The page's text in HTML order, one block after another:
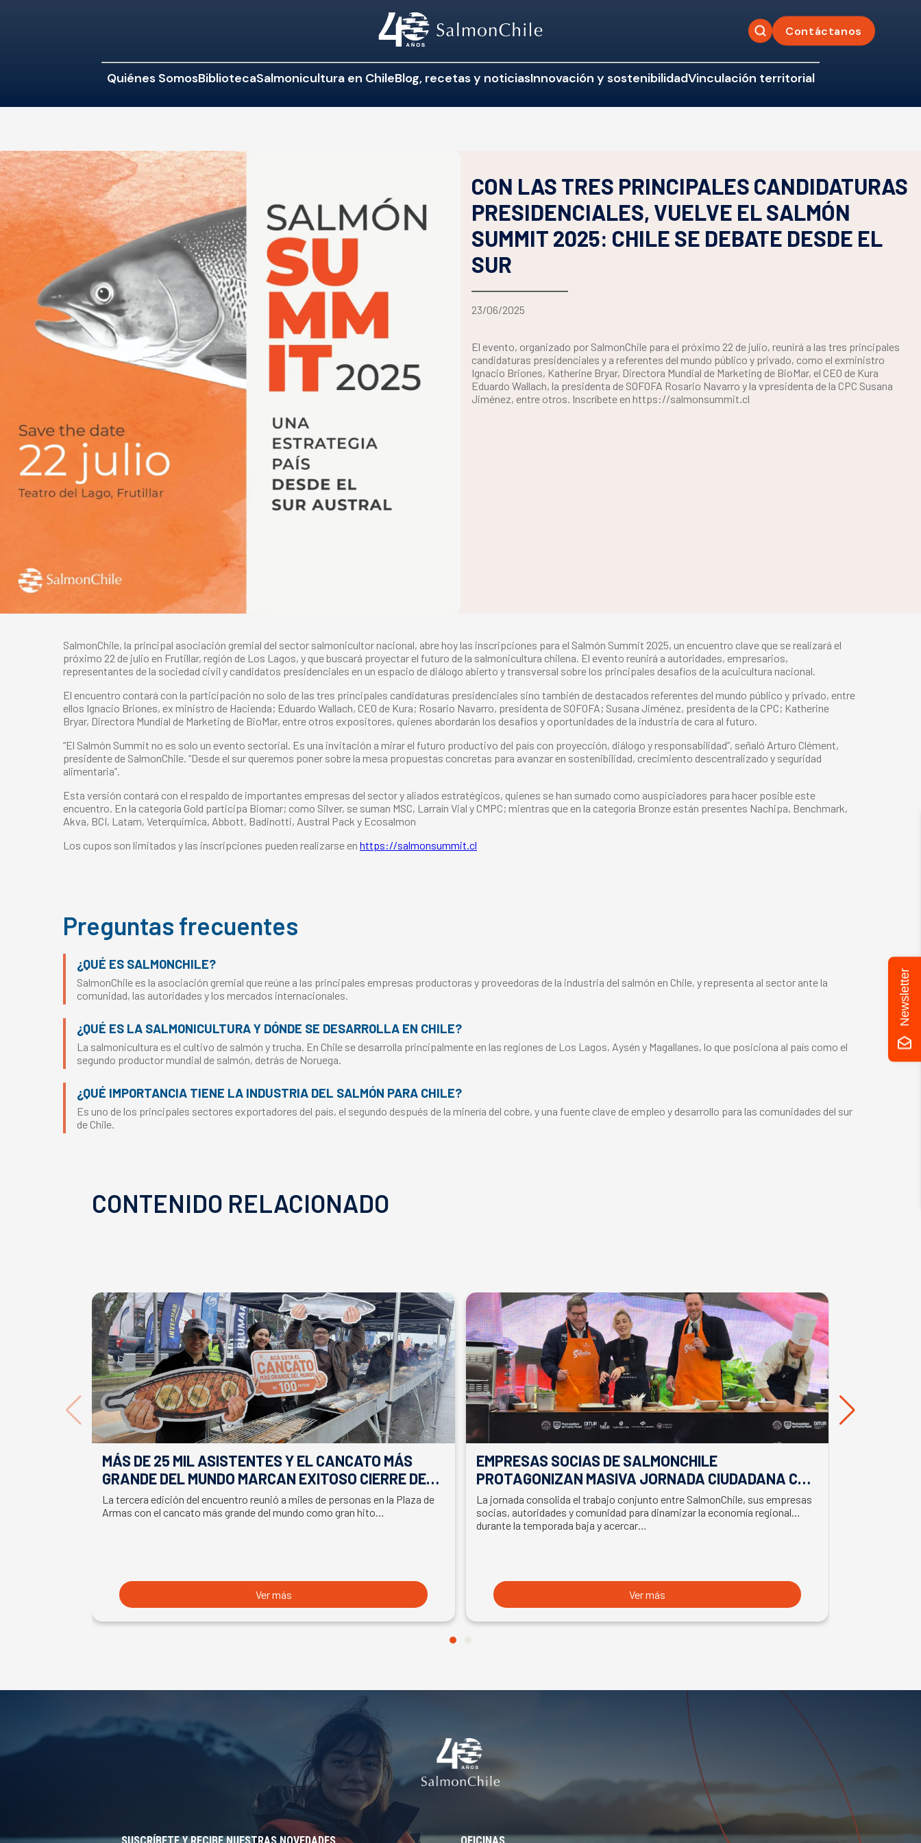
Contáctanos
Quiénes SomosBibliotecaSalmonicultura en ChileBlog, recetas y noticiasInnovación y sostenibilidadVinculación territorial
CON LAS TRES PRINCIPALES CANDIDATURAS
PRESIDENCIALES, VUELVE EL SALMÓN
SUMMIT 2025: CHILE SE DEBATE DESDE EL
SUR
23/06/2025
El evento, organizado por SalmonChile para el próximo 22 de julio, reunirá a las tres principales
candidaturas presidenciales y a referentes del mundo público y privado, como el exministro
Ignacio Briones, Katherine Bryar, Directora Mundial de Marketing de BioMar, el CEO de Kura
Eduardo Wallach, la presidenta de SOFOFA Rosario Navarro y la vpresidenta de la CPC Susana
Jiménez, entre otros. Inscríbete en https://salmonsummit.cl
SalmonChile, la principal asociación gremial del sector salmonicultor nacional, abre hoy las inscripciones para el Salmón Summit 2025, un encuentro clave que se realizará el
próximo 22 de julio en Frutillar, región de Los Lagos, y que buscará proyectar el futuro de la salmonicultura chilena. El evento reunirá a autoridades, empresarios,
representantes de la sociedad civil y candidatos presidenciales en un espacio de diálogo abierto y transversal sobre los principales desafíos de la acuicultura nacional.
El encuentro contará con la participación no solo de las tres principales candidaturas presidenciales sino también de destacados referentes del mundo público y privado, entre
ellos Ignacio Briones, ex ministro de Hacienda; Eduardo Wallach, CEO de Kura; Rosario Navarro, presidenta de SOFOFA; Susana Jiménez, presidenta de la CPC; Katherine
Bryar, Directora Mundial de Marketing de BioMar, entre otros expositores, quienes abordarán los desafíos y oportunidades de la industria de cara al futuro.
“El Salmón Summit no es solo un evento sectorial. Es una invitación a mirar el futuro productivo del país con proyección, diálogo y responsabilidad”, señaló Arturo Clément,
presidente de SalmonChile. “Desde el sur queremos poner sobre la mesa propuestas concretas para avanzar en sostenibilidad, crecimiento descentralizado y seguridad
alimentaria”.
Esta versión contará con el respaldo de importantes empresas del sector y aliados estratégicos, quienes se han sumado como auspiciadores para hacer posible este
encuentro. En la categoría Gold participa Biomar; como Silver, se suman MSC, Larraín Vial y CMPC; mientras que en la categoría Bronze están presentes Nachipa, Benchmark,
Akva, BCI, Latam, Veterquimica, Abbott, Badinotti, Austral Pack y Ecosalmon
Los cupos son limitados y las inscripciones pueden realizarse en https://salmonsummit.cl
Preguntas frecuentes
¿QUÉ ES SALMONCHILE?
SalmonChile es la asociación gremial que reúne a las principales empresas productoras y proveedoras de la industria del salmón en Chile, y representa al sector ante la
comunidad, las autoridades y los mercados internacionales.
¿QUÉ ES LA SALMONICULTURA Y DÓNDE SE DESARROLLA EN CHILE?
La salmonicultura es el cultivo de salmón y trucha. En Chile se desarrolla principalmente en las regiones de Los Lagos, Aysén y Magallanes, lo que posiciona al país como el
segundo productor mundial de salmón, detrás de Noruega.
¿QUÉ IMPORTANCIA TIENE LA INDUSTRIA DEL SALMÓN PARA CHILE?
Es uno de los principales sectores exportadores del país, el segundo después de la minería del cobre, y una fuente clave de empleo y desarrollo para las comunidades del sur
de Chile.
CONTENIDO RELACIONADO
MÁS DE 25 MIL ASISTENTES Y EL CANCATO MÁS
GRANDE DEL MUNDO MARCAN EXITOSO CIERRE DE
LA SEMANA DEL SALMÓN
La tercera edición del encuentro reunió a miles de personas en la Plaza de
Armas con el cancato más grande del mundo como gran hito…
Ver más
EMPRESAS SOCIAS DE SALMONCHILE
PROTAGONIZAN MASIVA JORNADA CIUDADANA CON
LA PARTICIPACIÓN DEL BIMINISTRO DE ECONOMÍA
EN SEMANA DEL SALMÓN
La jornada consolida el trabajo conjunto entre SalmonChile, sus empresas
socias, autoridades y comunidad para dinamizar la economía regional
durante la temporada baja y acercar…
Ver más
Newsletter